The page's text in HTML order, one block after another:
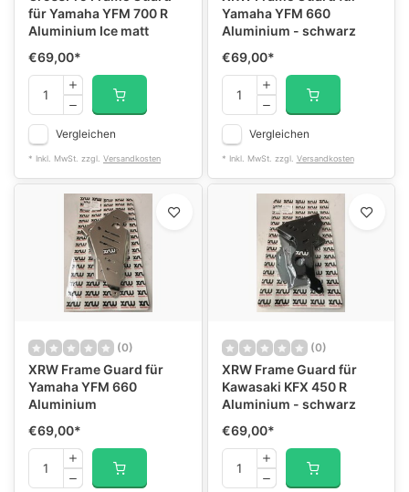
für Yamaha YFM 700 R
Aluminium Ice matt
€69,00*
Vergleichen
* Inkl. MwSt. zzgl. Versandkosten
Yamaha YFM 660
Aluminium - schwarz
€69,00*
Vergleichen
* Inkl. MwSt. zzgl. Versandkosten
(0)
XRW Frame Guard für
Yamaha YFM 660
Aluminium
€69,00*
(0)
XRW Frame Guard für
Kawasaki KFX 450 R
Aluminium - schwarz
€69,00*